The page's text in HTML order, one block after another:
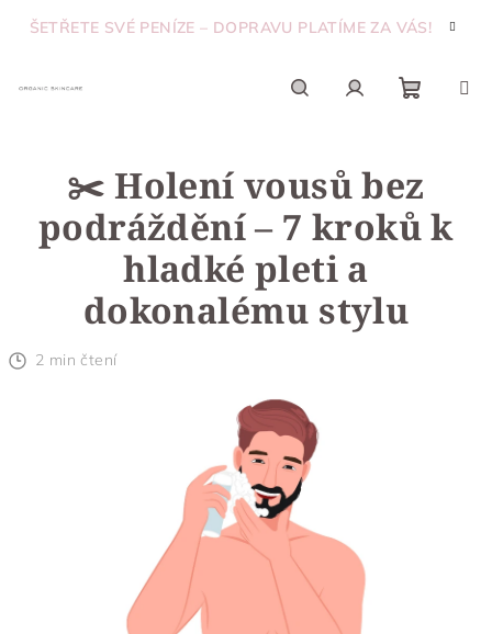
ŠETŘETE SVÉ PENÍZE – DOPRAVU PLATÍME ZA VÁS!
košík
✂️ Holení vousů bez
podráždění – 7 kroků k
hladké pleti a
dokonalému stylu
2 min čtení